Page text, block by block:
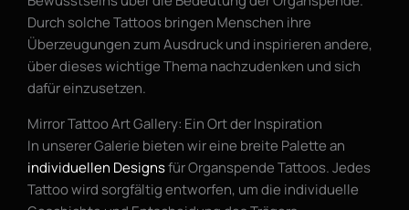
Durch solche Tattoos bringen Menschen ihre
Überzeugungen zum Ausdruck und inspirieren andere,
über dieses wichtige Thema nachzudenken und sich
dafür einzusetzen.
Mirror Tattoo Art Gallery: Ein Ort der Inspiration
In unserer Galerie bieten wir eine breite Palette an
individuellen Designsfür Organspende Tattoos. Jedes
Tattoo wird sorgfältig entworfen, um die individuelle